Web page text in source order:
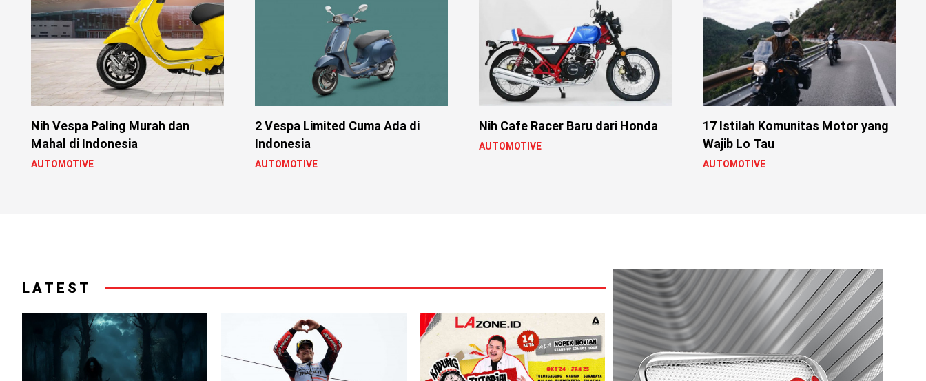
Nih Vespa Paling Murah dan
Mahal di Indonesia
AUTOMOTIVE
2 Vespa Limited Cuma Ada di
Indonesia
AUTOMOTIVE
Nih Cafe Racer Baru dari Honda
AUTOMOTIVE
17 Istilah Komunitas Motor yang
Wajib Lo Tau
AUTOMOTIVE
LATEST